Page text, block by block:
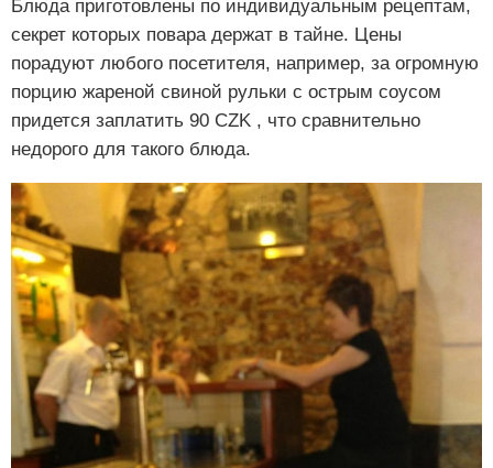
Блюда приготовлены по индивидуальным рецептам,
секрет которых повара держат в тайне. Цены
порадуют любого посетителя, например, за огромную
порцию жареной свиной рульки с острым соусом
придется заплатить 90 CZK , что сравнительно
недорого для такого блюда.